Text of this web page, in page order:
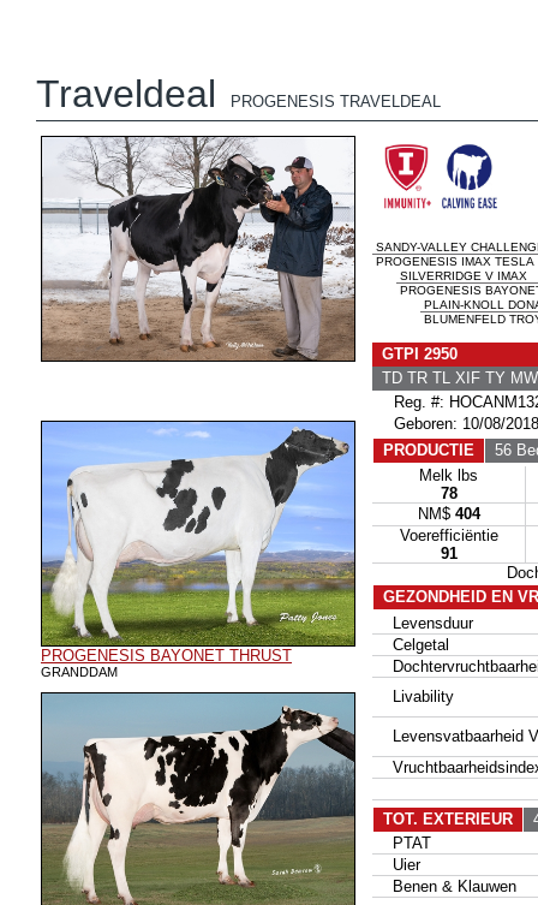
Traveldeal PROGENESIS TRAVELDEAL
PROGENESIS BAYONET THRUST
GRANDDAM
SANDY-VALLEY
PROGENESIS IMAX TESLA
SILVERRIDGE V IMAX
PROGENESIS
PLAIN-KNOLL
BLUMENFELD
GTPI 2950
TD TR TL XIF TY
Reg. #:
Geboren: 10/08/2018
PRODUCTIE
56
Melk lbs
78
NM$ 404
Voerefficiëntie
91
GEZONDHEID EN
Levensduur
Celgetal
Livability
Levensvatbaarheid
TOT. EXTERIEUR
PTAT
Uier
Benen & Klauwen